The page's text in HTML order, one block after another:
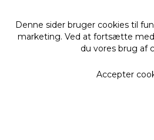
Denne sider bruger cookies til
marketing. Ved at fortsætte
du vores brug af
Accepter